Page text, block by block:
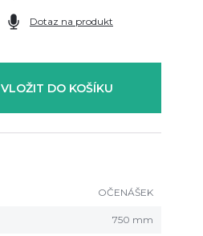
Dotaz na produkt
VLOŽIT DO KOŠÍKU
OČENÁŠEK
750 mm